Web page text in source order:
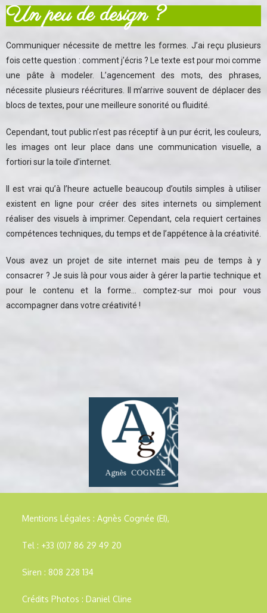
Un peu de design ?
Communiquer nécessite de mettre les formes. J’ai reçu plusieurs
fois cette question : comment j’écris ? Le texte est pour moi comme
une pâte à modeler. L’agencement des mots, des phrases,
nécessite plusieurs réécritures. Il m’arrive souvent de déplacer des
blocs de textes, pour une meilleure sonorité ou fluidité.
Cependant, tout public n’est pas réceptif à un pur écrit, les couleurs,
les images ont leur place dans une communication visuelle, a
fortiori sur la toile d’internet.
Il est vrai qu’à l’heure actuelle beaucoup d’outils simples à utiliser
existent en ligne pour créer des sites internets ou simplement
réaliser des visuels à imprimer. Cependant, cela requiert certaines
compétences techniques, du temps et de l’appétence à la créativité.
Vous avez un projet de site internet mais peu de temps à y
consacrer ? Je suis là pour vous aider à gérer la partie technique et
pour le contenu et la forme… comptez-sur moi pour vous
accompagner dans votre créativité !
Mentions Légales : Agnès Cognée (EI),
Tel : +33 (0)7 86 29 49 20
Siren : 808 228 134
Crédits Photos : Daniel Cline